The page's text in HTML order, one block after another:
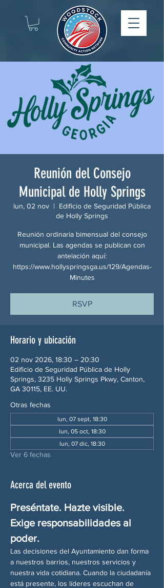
Reunión del Consejo
Municipal de Holly Springs
lun, 02 nov
  |
Edificio de Seguridad Pública
de Holly Springs
Reunión ordinaria bimensual del consejo
municipal. Las agendas se publican con
antelación aquí:
https://www.hollyspringsga.us/129/Agendas-
Minutes
RSVP
Horario y ubicación
02 nov 2026, 18:30 – 20:30
Edificio de Seguridad Pública de Holly
Springs, 3235 Holly Springs Pkwy, Canton,
GA 30115, EE. UU.
Otras fechas
lun, 07 sept, 18:30
lun, 05 oct, 18:30
lun, 07 dic, 18:30
Ver 6 fechas
Acerca del evento
Preséntate. Hazte visible.
Exige responsabilidades al
poder.
Las decisiones del Ayuntamiento dan forma
a nuestros barrios, nuestros servicios y
nuestra vida cotidiana. Cuando la ciudadanía
está presente, los líderes escuchan de